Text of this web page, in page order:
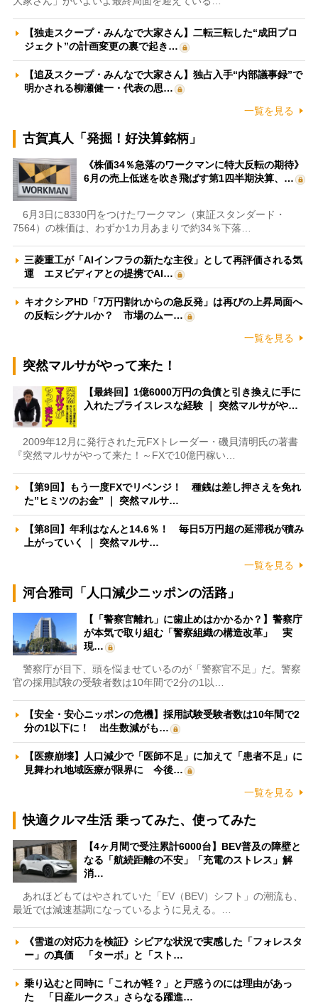
【独走スクープ・みんなで大家さん】二転三転した“成田プロ
ジェクト”の計画変更の裏で起き…
【追及スクープ・みんなで大家さん】独占入手“内部議事録”で
明かされる柳瀬健一・代表の思…
一覧を見る
古賀真人「発掘！好決算銘柄」
《株価34％急落のワークマンに特大反転の期待》
6月の売上低迷を吹き飛ばす第1四半期決算、…
6月3日に8330円をつけたワークマン（東証スタンダード・
7564）の株価は、わずか1カ月あまりで約34％下落…
三菱重工が「AIインフラの新たな主役」として再評価される気
運 エヌビディアとの提携でAI…
キオクシアHD「7万円割れからの急反発」は再びの上昇局面へ
の反転シグナルか？ 市場のムー…
一覧を見る
突然マルサがやって来た！
【最終回】1億6000万円の負債と引き換えに手に
入れたプライスレスな経験 ｜ 突然マルサがや…
2009年12月に発行された元FXトレーダー・磯貝清明氏の著書
『突然マルサがやって来た！～FXで10億円稼い…
【第9回】もう一度FXでリベンジ！ 種銭は差し押さえを免れ
た”ヒミツのお金” ｜ 突然マルサ…
【第8回】年利はなんと14.6％！ 毎日5万円超の延滞税が積み
上がっていく ｜ 突然マルサ…
一覧を見る
河合雅司「人口減少ニッポンの活路」
【「警察官離れ」に歯止めはかかるか？】警察庁
が本気で取り組む「警察組織の構造改革」 実
現…
警察庁が目下、頭を悩ませているのが「警察官不足」だ。警察
官の採用試験の受験者数は10年間で2分の1以…
【安全・安心ニッポンの危機】採用試験受験者数は10年間で2
分の1以下に！ 出生数減がも…
【医療崩壊】人口減少で「医師不足」に加えて「患者不足」に
見舞われ地域医療が限界に 今後…
一覧を見る
快適クルマ生活 乗ってみた、使ってみた
【4ヶ月間で受注累計6000台】BEV普及の障壁と
なる「航続距離の不安」「充電のストレス」解
消…
あれほどもてはやされていた「EV（BEV）シフト」の潮流も、
最近では減速基調になっているように見える。…
《雪道の対応力を検証》シビアな状況で実感した「フォレスタ
ー」の真価 「ターボ」と「スト…
乗り込むと同時に「これが軽？」と戸惑うのには理由があっ
た 「日産ルークス」さらなる躍進…